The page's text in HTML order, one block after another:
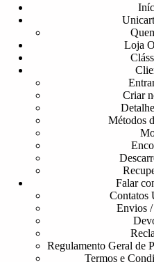
Loja
Criar
Métodos
Falar
Contatos
Envios
Regulamento Geral de
Termos e